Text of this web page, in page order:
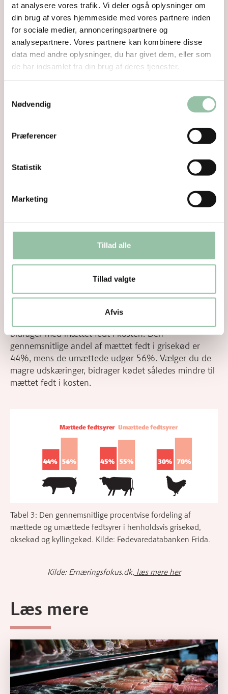
at analysere vores trafik. Vi deler også oplysninger om
din brug af vores hjemmeside med vores partnere inden
for sociale medier, annonceringspartnere og
analysepartnere. Vores partnere kan kombinere disse
data med andre oplysninger, du har givet dem, eller som
de har indsamlet fra din brug af deres tjenester.
Nødvendig
Præferencer
Statistik
Marketing
Tillad alle
Tillad valgte
Afvis
Mørbrad med bimørbrad
Strimler og tern 4
Kæbe
Minutkotelet / Kotelet uden
Hakket grisekød 3-10
bidrager med mættet fedt i kosten. Den
gennemsnitlige andel af mættet fedt i grisekød er
44%, mens de umættede udgør 56%. Vælger du de
magre udskæringer, bidrager kødet således mindre til
mættet fedt i kosten.
Tabel 3: Den gennemsnitlige procentvise fordeling af
mættede og umættede fedtsyrer i henholdsvis grisekød,
oksekød og kyllingekød. Kilde: Fødevaredatabanken Frida.
Kilde: Ernæringsfokus.dk, læs mere her
Læs mere
Læs mere om Fakta om forarbejdet kød